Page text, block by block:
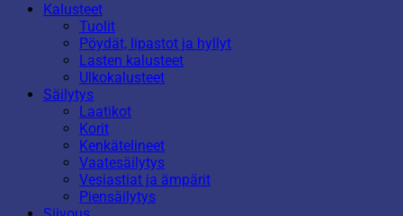
Kalusteet
Tuolit
Pöydät, lipastot ja hyllyt
Lasten kalusteet
Ulkokalusteet
Säilytys
Laatikot
Korit
Kenkätelineet
Vaatesäilytys
Vesiastiat ja ämpärit
Piensäilytys